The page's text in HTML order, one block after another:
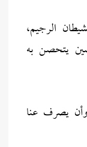
الرجيم،
يتحصن به
يصرف عنا